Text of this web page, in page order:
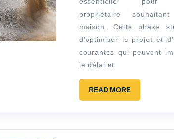
pour
la
Construction
d’une
Maison
?
propriétaire
maison. Cette phase
d’optimiser le projet et
courantes qui peuvent
le délai et
READ MOREREAD
MORE